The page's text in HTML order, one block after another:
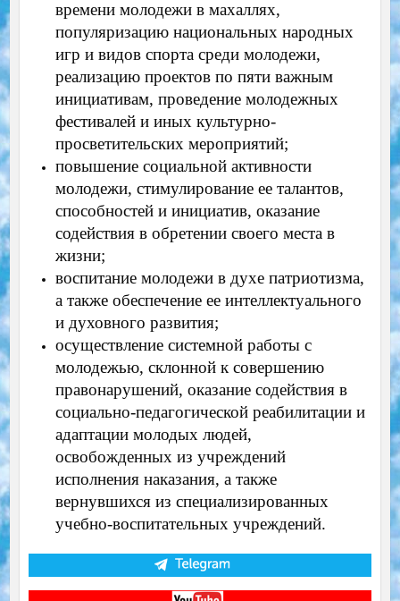
времени молодежи в махаллях,
популяризацию национальных народных
игр и видов спорта среди молодежи,
реализацию проектов по пяти важным
инициативам, проведение молодежных
фестивалей и иных культурно-
просветительских мероприятий;
повышение социальной активности
молодежи, стимулирование ее талантов,
способностей и инициатив, оказание
содействия в обретении своего места в
жизни;
воспитание молодежи в духе патриотизма,
а также обеспечение ее интеллектуального
и духовного развития;
осуществление системной работы с
молодежью, склонной к совершению
правонарушений, оказание содействия в
социально-педагогической реабилитации и
адаптации молодых людей,
освобожденных из учреждений
исполнения наказания, а также
вернувшихся из специализированных
учебно-воспитательных учреждений.